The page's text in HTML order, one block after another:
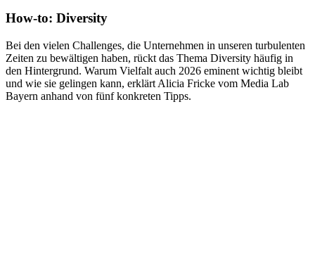
How-to: Diversity
Bei den vielen Challenges, die Unternehmen in unseren turbulenten
Zeiten zu bewältigen haben, rückt das Thema Diversity häufig in
den Hintergrund. Warum Vielfalt auch 2026 eminent wichtig bleibt
und wie sie gelingen kann, erklärt Alicia Fricke vom Media Lab
Bayern anhand von fünf konkreten Tipps.